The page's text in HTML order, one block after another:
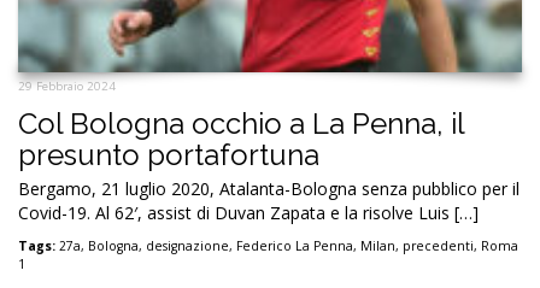
29 Febbraio 2024
Col Bologna occhio a La Penna, il
presunto portafortuna
Bergamo, 21 luglio 2020, Atalanta-Bologna senza pubblico per il
Covid-19. Al 62′, assist di Duvan Zapata e la risolve Luis […]
Tags: 27a, Bologna, designazione, Federico La Penna, Milan, precedenti, Roma
1